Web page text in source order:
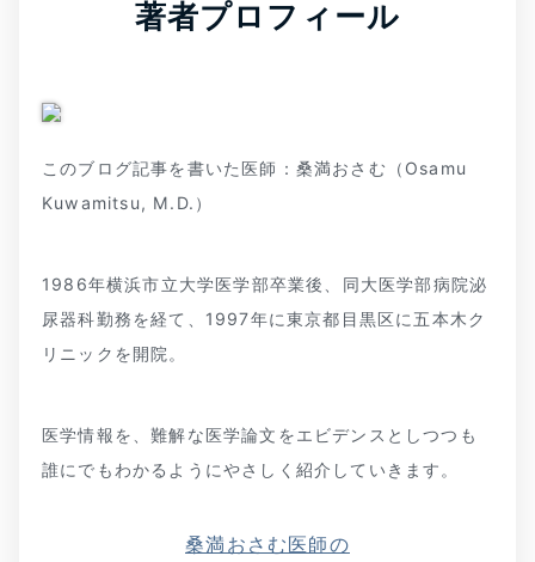
著者プロフィール
このブログ記事を書いた医師：桑満おさむ（Osamu
Kuwamitsu, M.D.）
1986年横浜市立大学医学部卒業後、同大医学部病院泌
尿器科勤務を経て、1997年に東京都目黒区に五本木ク
リニックを開院。
医学情報を、難解な医学論文をエビデンスとしつつも
誰にでもわかるようにやさしく紹介していきます。
桑満おさむ医師の